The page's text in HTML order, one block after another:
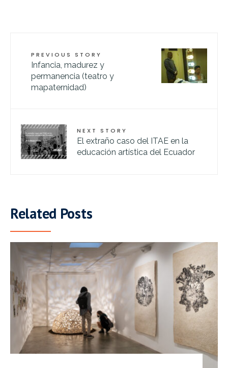
PREVIOUS STORY
Infancia, madurez y
permanencia (teatro y
mapaternidad)
NEXT STORY
El extraño caso del ITAE en la
educación artística del Ecuador
Related Posts